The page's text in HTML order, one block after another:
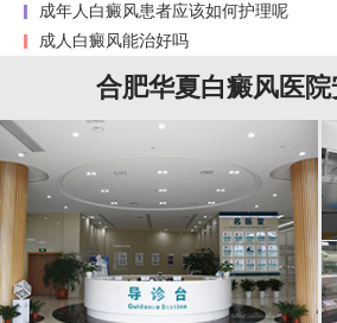
成年人白癜风患者应该如何护理呢
成人白癜风能治好吗
合肥华夏白癜风医